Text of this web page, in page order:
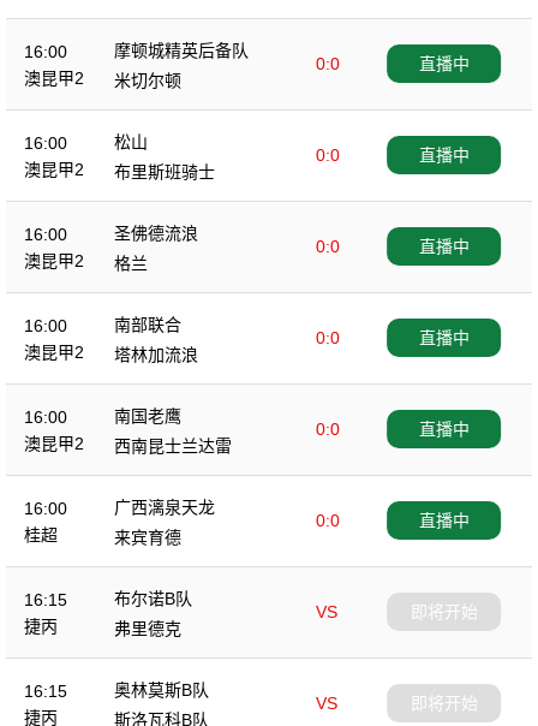
16:00
澳昆甲2
摩顿城精英后备队
0:0
米切尔顿
直播中
16:00
澳昆甲2
松山
0:0
布里斯班骑士
直播中
16:00
澳昆甲2
圣佛德流浪
0:0
格兰
直播中
16:00
澳昆甲2
南部联合
0:0
塔林加流浪
直播中
16:00
澳昆甲2
南国老鹰
0:0
西南昆士兰达雷
直播中
16:00
桂超
广西漓泉天龙
0:0
来宾育德
直播中
16:15
捷丙
布尔诺B队
VS
弗里德克
即将开始
16:15
捷丙
奥林莫斯B队
VS
斯洛瓦科B队
即将开始